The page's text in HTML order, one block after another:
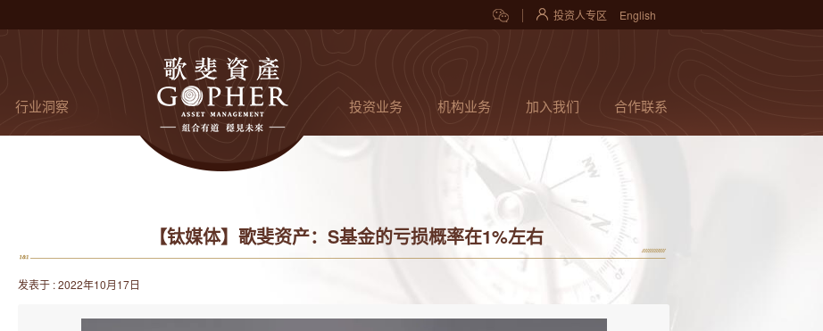
投资人专区 English
行业洞察 投资业务 机构业务 加入我们 合作联系
【钛媒体】歌斐资产：S基金的亏损概率在1%左右
发表于 : 2022年10月17日